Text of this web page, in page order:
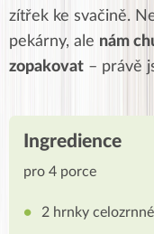
zítřek ke svačině.
pekárny, ale nám
zopakovat – právě
Ingredience
pro 4 porce
2 hrnky